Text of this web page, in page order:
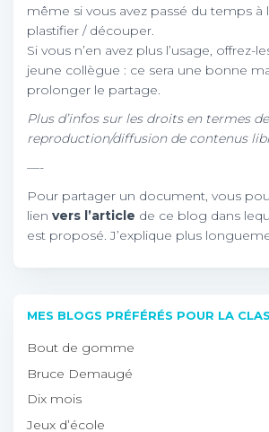
même si vous avez passé du temps à
plastifier / découper.
Si vous n’en avez plus l’usage, offrez-
jeune collègue : ce sera une bonne
prolonger le partage.
Plus d’infos sur les droits en termes de
reproduction/diffusion de contenus
—-
Pour partager un document, vous
lien vers l’article de ce blog dans
est proposé. J’explique plus
MES BLOGS PRÉFÉRÉS POUR LA
Bout de gomme
Bruce Demaugé
Dix mois
Jeux d’école